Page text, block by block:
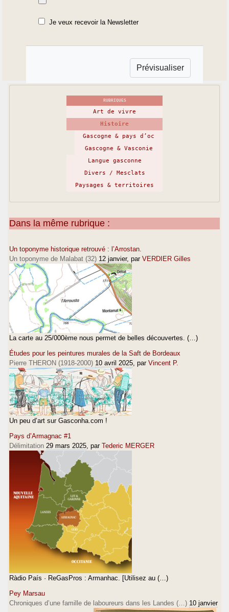
Je veux recevoir la Newsletter
RUBRIQUES
Art de vivre
Histoire
Gascogne & pays d’oc
Gascogne & Vasconie
Langue gasconne
Divers / Mesclats
Paysages & territoires
Dans la même rubrique :
Un toponyme historique retrouvé : l’Arrostan.
Un toponyme de Malabat (32) 12 janvier, par VERDIER Gilles
La carte au 25/000ème nous permet de belles découvertes. (…)
Études pour les peintures murales de la Saft de Bordeaux
Pierre THERON (1918-2000) 10 avril 2025 , par Vincent P.
Un peu d’art sur Gasconha.com !
Pays d’Armagnac #1
Délimitation 29 mars 2025 , par Tederic MERGER
Ràdio País · ReGasPros : Armanhac. [Utilisez au (…)
Pey Marsau
Chroniques d’une famille de laboureurs dans les Landes (…) 10 janvier